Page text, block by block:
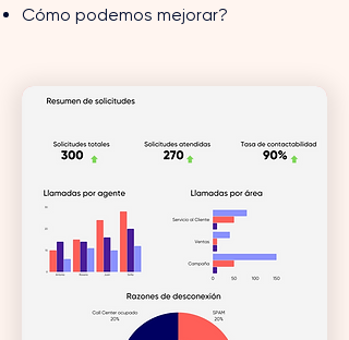
Cómo podemos mejorar?